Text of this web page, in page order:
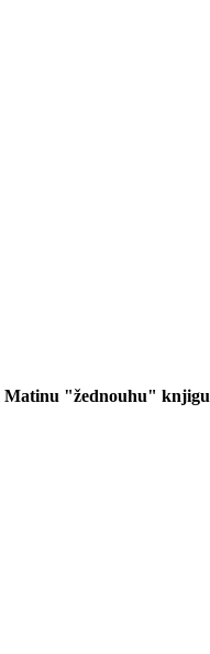
Matinu "žednouhu" knjigu